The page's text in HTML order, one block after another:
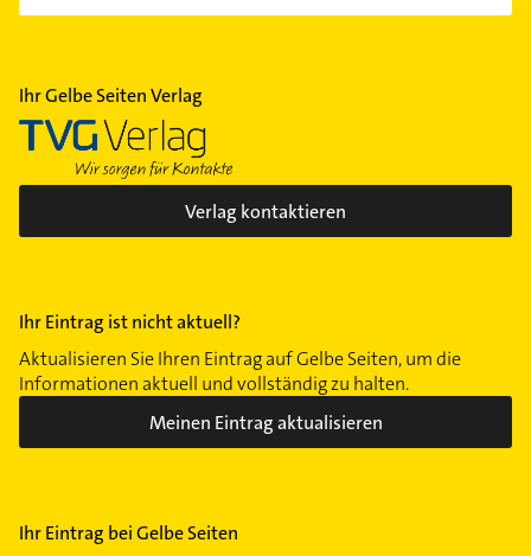
Ihr Gelbe Seiten Verlag
Verlag kontaktieren
Ihr Eintrag ist nicht aktuell?
Aktualisieren Sie Ihren Eintrag auf Gelbe Seiten, um die
Informationen aktuell und vollständig zu halten.
Meinen Eintrag aktualisieren
Ihr Eintrag bei Gelbe Seiten